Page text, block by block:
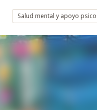
Salud mental y apoyo